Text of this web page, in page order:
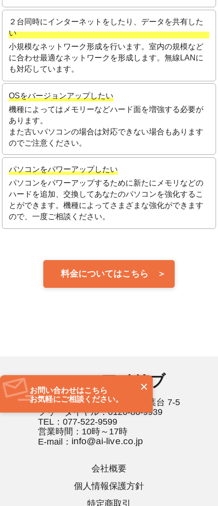
２台同時にインターネットをしたり、データを共有した
い
小規模なネットワーク形成を行います。室内の規模など
に合わせ最適なネットワークを形成します。無線LANに
も対応しています。
OSをバージョンアップしたい
機種によってはメモリーなどハード面を増強する必要が
あります。
また古いパソコンの場合は対応できない場合もあります
のでご注意ください。
パソコンをパワーアップしたい
パソコンをパワーアップするために新たにメモリなどの
ハードを追加、交換してあなたのパソコンを強化するこ
とができます。機種によってさまざまな強化ができます
ので、一度ご相談ください。
料金についてはこちら
お問い合わせはこちら
お気軽にご相談ください。
アイリブ
〒520-0065 滋賀県大津市稲葉台 7-5
フリーダイヤル：0120-86-9939
TEL：077-522-9599
営業時間：10時～17時
E-mail：
会社概要
個人情報保護方針
特定商取引